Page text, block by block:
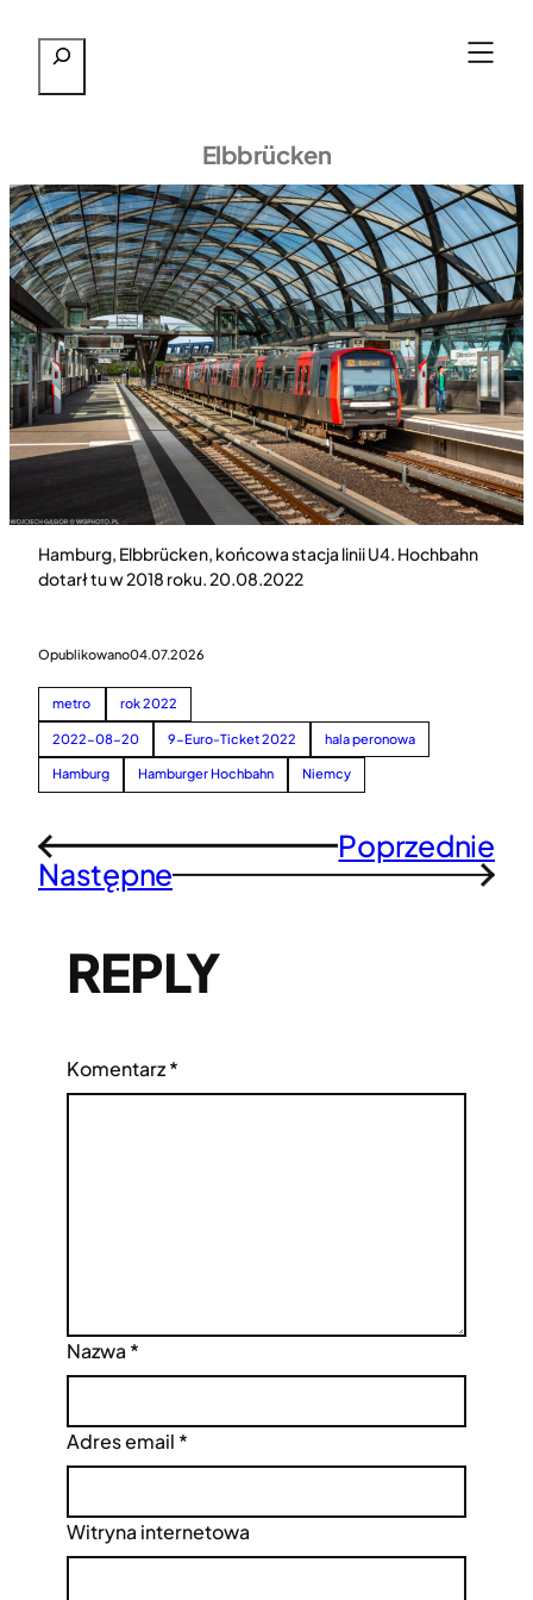
treści
Szukaj
Elbbrücken
Hamburg, Elbbrücken, końcowa stacja linii U4. Hochbahn
dotarł tu w 2018 roku. 20.08.2022
Opublikowano04.07.2026
metro rok 2022
2022-08-20 9-Euro-Ticket 2022 hala peronowa
Hamburg Hamburger Hochbahn Niemcy
← Poprzednie
Następne →
REPLY
Komentarz*
Nazwa *
Adres email *
Witryna internetowa